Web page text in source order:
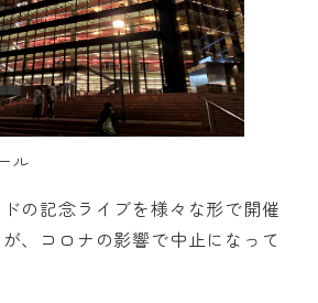
ル
の記念ライブを様々な形で開催
、コロナの影響で中止になって